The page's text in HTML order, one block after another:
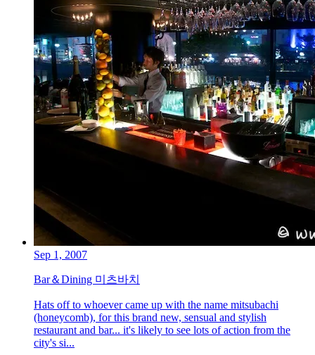
Sep 1, 2007
Bar＆Dining 미츠바치
Hats off to whoever came up with the name mitsubachi
(honeycomb), for this brand new, sensual and stylish
restaurant and bar... it's likely to see lots of action from the
city's si...